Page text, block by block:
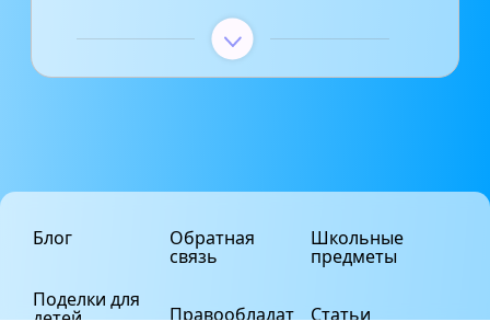
Блог
Поделки для
детей
Обратная
связь
Правообладат
Школьные
предметы
Статьи